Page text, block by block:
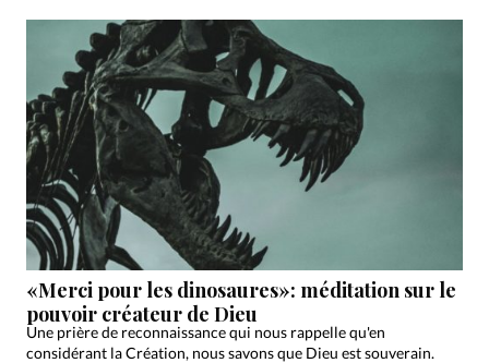
«Merci pour les dinosaures»: méditation sur le
pouvoir créateur de Dieu
Une prière de reconnaissance qui nous rappelle qu'en
considérant la Création, nous savons que Dieu est souverain.